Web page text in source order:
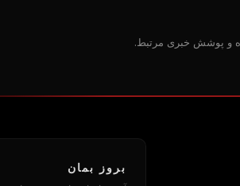
و پوشش خبری مرتبط.
بروز بمان